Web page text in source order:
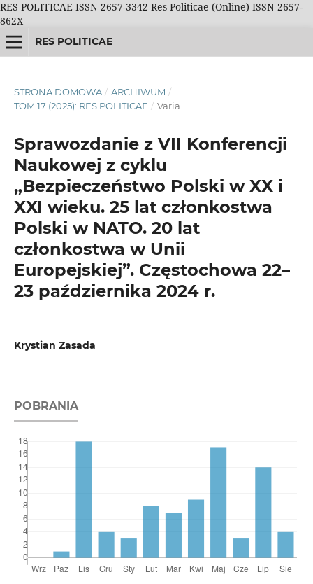
RES POLITICAE ISSN 2657-3342 Res Politicae (Online) ISSN 2657-
862X
RES POLITICAE
STRONA DOMOWA / ARCHIWUM /
TOM 17 (2025): RES POLITICAE / Varia
Sprawozdanie z VII Konferencji
Naukowej z cyklu
„Bezpieczeństwo Polski w XX i
XXI wieku. 25 lat członkostwa
Polski w NATO. 20 lat
członkostwa w Unii
Europejskiej”. Częstochowa 22–
23 października 2024 r.
Krystian Zasada
POBRANIA